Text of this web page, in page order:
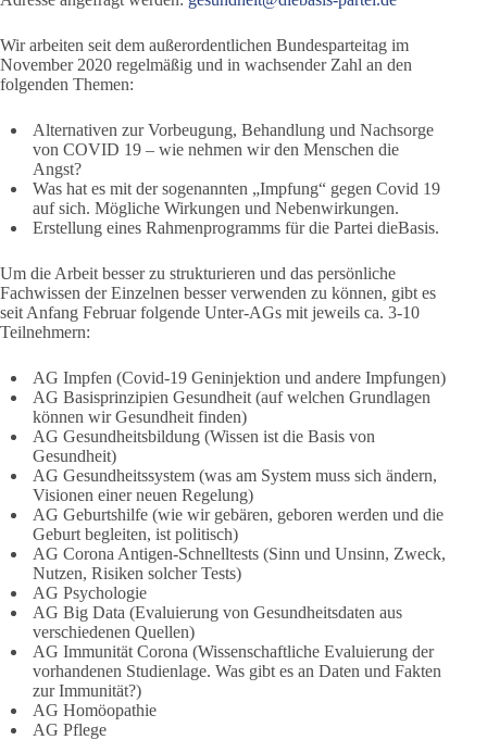
Wir arbeiten seit dem außerordentlichen Bundesparteitag im
November 2020 regelmäßig und in wachsender Zahl an den
folgenden Themen:
Alternativen zur Vorbeugung, Behandlung und Nachsorge
von COVID 19 – wie nehmen wir den Menschen die
Angst?
Was hat es mit der sogenannten „Impfung“ gegen Covid 19
auf sich. Mögliche Wirkungen und Nebenwirkungen.
Erstellung eines Rahmenprogramms für die Partei dieBasis.
Um die Arbeit besser zu strukturieren und das persönliche
Fachwissen der Einzelnen besser verwenden zu können, gibt es
seit Anfang Februar folgende Unter-AGs mit jeweils ca. 3-10
Teilnehmern:
AG Impfen (Covid-19 Geninjektion und andere Impfungen)
AG Basisprinzipien Gesundheit (auf welchen Grundlagen
können wir Gesundheit finden)
AG Gesundheitsbildung (Wissen ist die Basis von
Gesundheit)
AG Gesundheitssystem (was am System muss sich ändern,
Visionen einer neuen Regelung)
AG Geburtshilfe (wie wir gebären, geboren werden und die
Geburt begleiten, ist politisch)
AG Corona Antigen-Schnelltests (Sinn und Unsinn, Zweck,
Nutzen, Risiken solcher Tests)
AG Psychologie
AG Big Data (Evaluierung von Gesundheitsdaten aus
verschiedenen Quellen)
AG Immunität Corona (Wissenschaftliche Evaluierung der
vorhandenen Studienlage. Was gibt es an Daten und Fakten
zur Immunität?)
AG Homöopathie
AG Pflege